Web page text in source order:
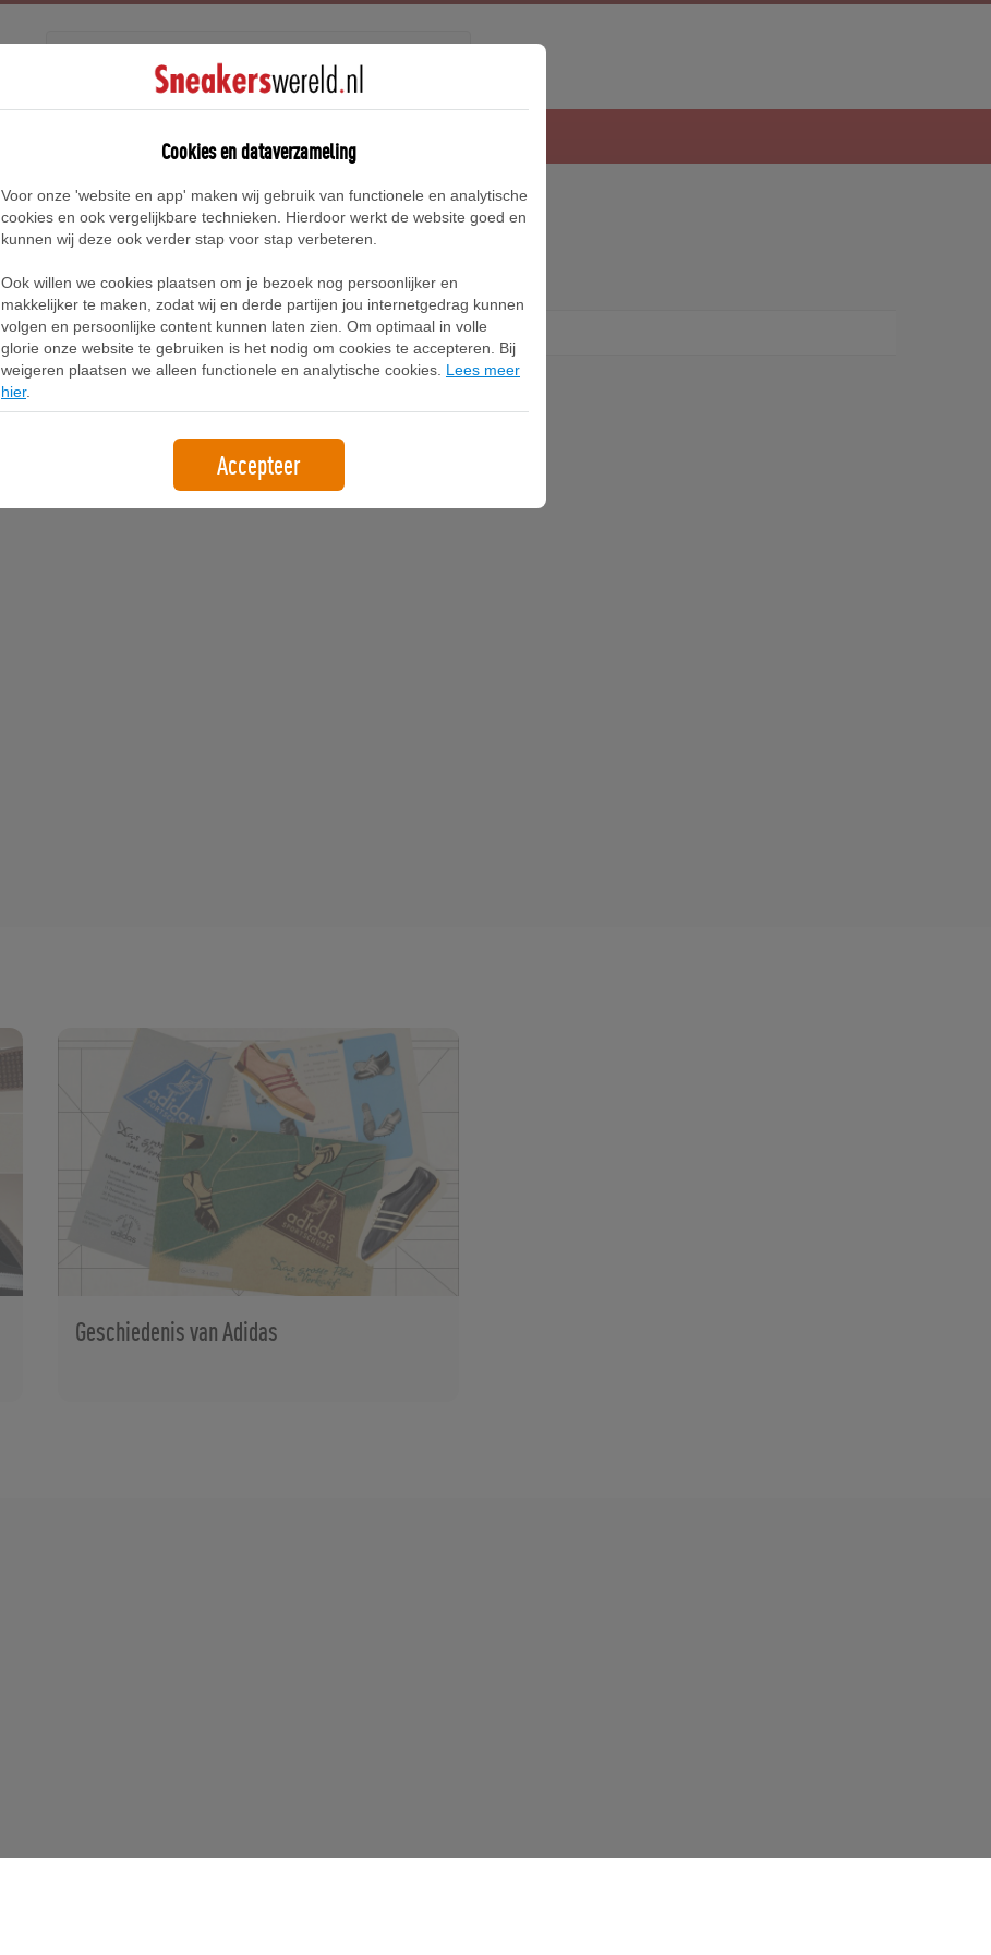
Home Adidas Palos Hills Sneakers
Adidas Palos Hills Sneakers
Filter 1
Geschiedenis van Adidas
Cookies en dataverzameling
Voor onze 'website en app' maken wij gebruik van functionele en analytische
cookies en ook vergelijkbare technieken. Hierdoor werkt de website goed en
kunnen wij deze ook verder stap voor stap verbeteren.
Ook willen we cookies plaatsen om je bezoek nog persoonlijker en
makkelijker te maken, zodat wij en derde partijen jou internetgedrag kunnen
volgen en persoonlijke content kunnen laten zien. Om optimaal in volle
glorie onze website te gebruiken is het nodig om cookies te accepteren. Bij
weigeren plaatsen we alleen functionele en analytische cookies. Lees meer
hier.
Accepteer